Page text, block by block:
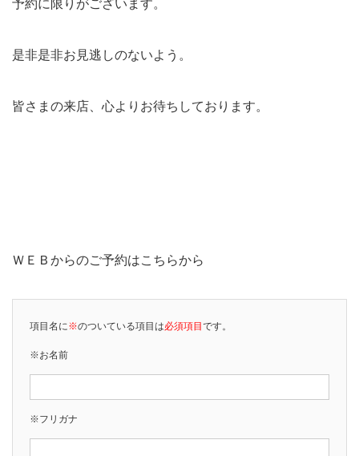
予約に限りがございます。
是非是非お見逃しのないよう。
皆さまの来店、心よりお待ちしております。
ＷＥＢからのご予約はこちらから
項目名に※のついている項目は必須項目 です。
※お名前
※フリガナ